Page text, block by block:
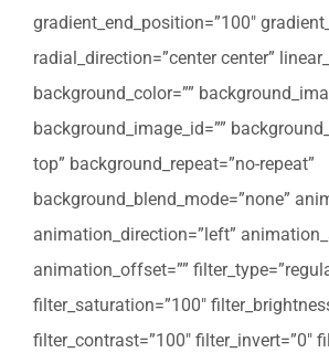
gradient_end_position=”100″
radial_direction=”center center”
background_color=””
background_image_id=””
top” background_repeat=”no-repeat”
background_blend_mode=”none”
animation_direction=”left”
animation_offset=””
filter_saturation=”100″
filter_contrast=”100″ filter_invert=”0″